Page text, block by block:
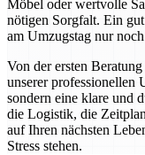
Möbel oder wertvolle
nötigen Sorgfalt. Ein
am Umzugstag nur
Von der ersten
unserer professionellen
sondern eine klare und
die Logistik, die
auf Ihren nächsten
Stress stehen.